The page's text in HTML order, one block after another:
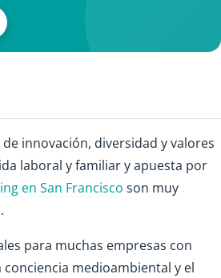
innovación, diversidad y valores
laboral y familiar y apuesta por
en San Francisco son muy
para muchas empresas con
medioambiental y el